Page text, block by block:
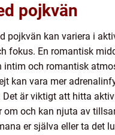
pojkvän
pojkvän kan variera i
fokus. En romantisk
intim och romantisk
kan vara mer
Det är viktigt att hitta
om och kan njuta av
er själva eller ta det